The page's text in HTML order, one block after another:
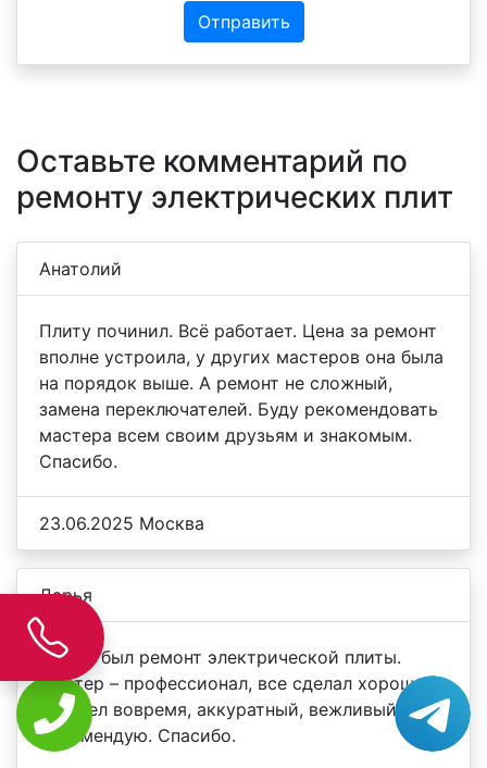
Отправить
Оставьте комментарий по
ремонту электрических плит
Анатолий
Плиту починил. Всё работает. Цена за ремонт
вполне устроила, у других мастеров она была
на порядок выше. А ремонт не сложный,
замена переключателей. Буду рекомендовать
мастера всем своим друзьям и знакомым.
Спасибо.
23.06.2025 Москва
Дарья
Нужен был ремонт электрической плиты.
Мастер – профессионал, все сделал хорошо.
Пришел вовремя, аккуратный, вежливый.
Рекомендую. Спасибо.